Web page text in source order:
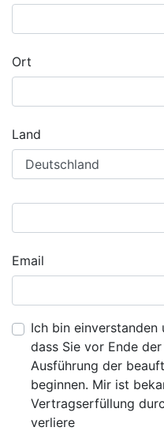
Ort
Land
Email
Ich bin einverstanden
dass Sie vor Ende
Ausführung der
beginnen. Mir ist
Vertragserfüllung
verliere